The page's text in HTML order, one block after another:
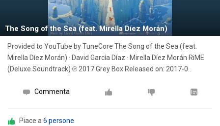
The Song of the Sea (feat. Mirella Díez Morán)
Provided to YouTube by TuneCore The Song of the Sea (feat.
Mirella Díez Morán) · David García Díaz · Mirella Díez Morán RiME
(Deluxe Soundtrack) ℗ 2017 Grey Box Released on: 2017-0..
Commenta
Piace a6 persone